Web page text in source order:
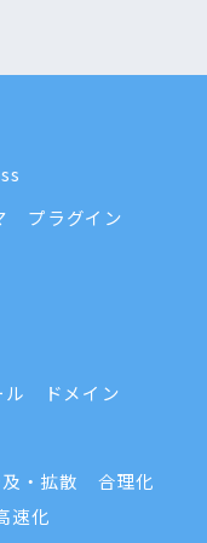
プラグイン
ル
ドメイン
・拡散
合理化
速化